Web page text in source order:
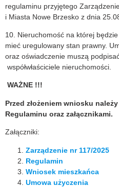
regulaminu przyjętego
i Miasta Nowe Brzesko z dnia
10. Nieruchomość na której
mieć uregulowany stan prawny.
oraz oświadczenie muszą
współwłaściciele nieruchomości.
WAŻNE !!!
Przed złożeniem wniosku
Regulaminu oraz załącznikami.
Załączniki:
Zarządzenie nr 117/2025
Regulamin
Wniosek mieszkańca
Umowa użyczenia